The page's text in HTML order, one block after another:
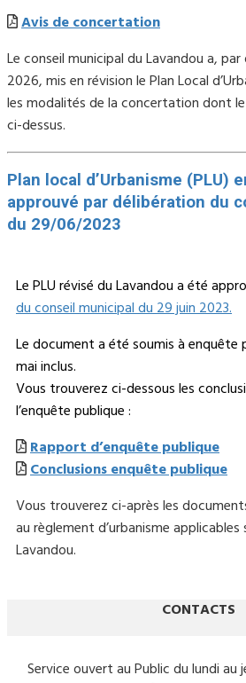
Avis de concertation
Le conseil municipal du Lavandou a,
2026, mis en révision le Plan Local d’
les modalités de la concertation dont le
ci-dessus.
Plan local d’Urbanisme (PLU)
approuvé par délibération du
du 29/06/2023
Le PLU révisé du Lavandou a été
du conseil municipal du 29 juin 2023.
Le document a été soumis à enquête
mai inclus.
Vous trouverez ci-dessous les
l’enquête publique :
Rapport d’enquête publique
Conclusions enquête publique
Vous trouverez ci-après les
au règlement d’urbanisme
Lavandou.
CONTACTS
Service ouvert au Public du lundi au